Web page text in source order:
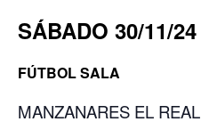
SÁBADO 30/11/24
FÚTBOL SALA
MANZANARES EL REAL